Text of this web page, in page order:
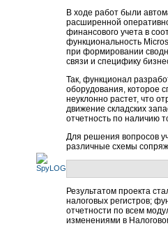
В ходе работ были
расширенной
финансового учета в
функциональность
при формировании
связи и специфику
Так, функционал
оборудования, которое
неуклонно растет, что
движение складских
отчетность по наличию
Для решения вопросов
различные схемы
Результатом проекта
налоговых регистров;
отчетности по всем
изменениями в